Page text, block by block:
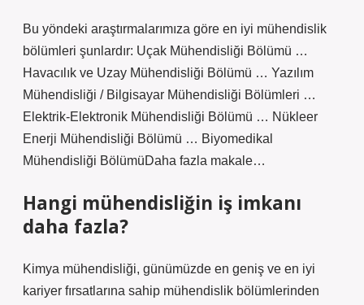
Bu yöndeki araştırmalarımıza göre en iyi mühendislik
bölümleri şunlardır: Uçak Mühendisliği Bölümü …
Havacılık ve Uzay Mühendisliği Bölümü … Yazılım
Mühendisliği / Bilgisayar Mühendisliği Bölümleri …
Elektrik-Elektronik Mühendisliği Bölümü … Nükleer
Enerji Mühendisliği Bölümü … Biyomedikal
Mühendisliği BölümüDaha fazla makale…
Hangi mühendisliğin iş imkanı
daha fazla?
Kimya mühendisliği, günümüzde en geniş ve en iyi
kariyer fırsatlarına sahip mühendislik bölümlerinden